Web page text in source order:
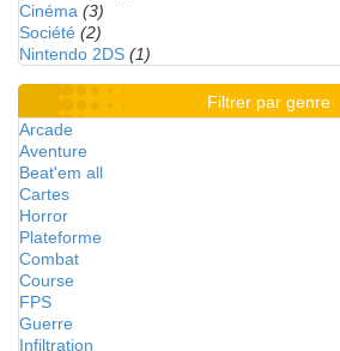
Cinéma (3)
Société (2)
Nintendo 2DS (1)
Filtrer par genre
Arcade
Aventure
Beat'em all
Cartes
Horror
Plateforme
Combat
Course
FPS
Guerre
Infiltration